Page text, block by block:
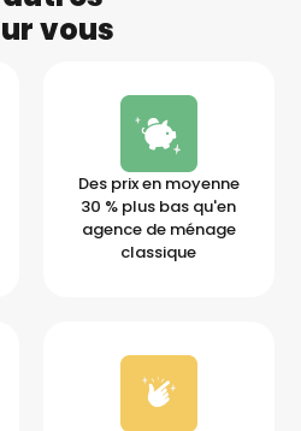
vous
Des prix en moyenne
30 % plus bas qu'en
agence de ménage
classique